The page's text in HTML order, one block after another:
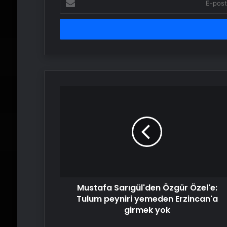
posta
adresinizi
Mustafa Sarıgül'den Özgür Özel'e:
Tulum peyniri yemeden Erzincan'a
girmek yok